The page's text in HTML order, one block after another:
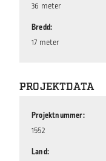
36 meter
Bredd
17 meter
PROJEKTDATA
Projektnummer
1552
Land